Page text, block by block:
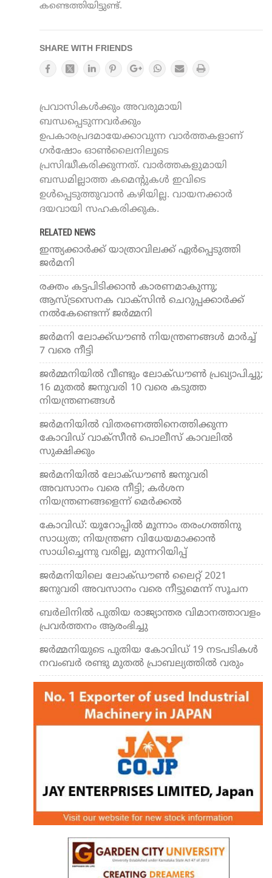
കണ്ടെത്തിയിട്ടുണ്ട്.
SHARE WITH FRIENDS
പ്രവാസികൾക്കും അവരുമായി
ബന്ധപ്പെടുന്നവർക്കും
ഉപകാരപ്രദമായേക്കാവുന്ന വാർത്തകളാണ്
ഗർഷോം ഓൺലൈനിലൂടെ
പ്രസിദ്ധീകരിക്കുന്നത്. വാർത്തകളുമായി
ബന്ധമില്ലാത്ത കമെന്റുകൾ ഇവിടെ
ഉൾപ്പെടുത്തുവാൻ കഴിയില്ല. വായനക്കാർ
ദയവായി സഹകരിക്കുക.
RELATED NEWS
ഇന്ത്യക്കാര്‍ക്ക് യാത്രാവിലക്ക് ഏര്‍പ്പെടുത്തി
ജര്‍മനി
രക്തം കട്ടപിടിക്കാന്‍ കാരണമാകുന്നു;
ആസ്ട്രസെനക വാക്‌സിന്‍ ചെറുപ്പക്കാര്‍ക്ക്
നല്‍കേണ്ടെന്ന് ജര്‍മ്മനി
ജര്‍മനി ലോക്ക്ഡൗണ്‍ നിയന്ത്രണങ്ങള്‍ മാര്‍ച്ച്
7 വരെ നീട്ടി
ജര്‍മ്മനിയില്‍ വീണ്ടും ലോക്ഡൗണ്‍ പ്രഖ്യാപിച്ചു;
16 മുതല്‍ ജനുവരി 10 വരെ കടുത്ത
നിയന്ത്രണങ്ങള്‍
ജര്‍മനിയില്‍ വിതരണത്തിനെത്തിക്കുന്ന
കോവിഡ് വാക്‌സീന്‍ പൊലീസ് കാവലില്‍
സുക്ഷിക്കും
ജര്‍മനിയില്‍ ലോക്ഡൗണ്‍ ജനുവരി
അവസാനം വരെ നീട്ടി; കര്‍ശന
നിയന്ത്രണങ്ങളെന്ന് മെര്‍ക്കല്‍
കോവിഡ്: യൂറോപ്പില്‍ മൂന്നാം തരംഗത്തിനു
സാധ്യത; നിയന്ത്രണ വിധേയമാക്കാന്‍
സാധിച്ചെന്നു വരില്ല, മുന്നറിയിപ്പ്
ജര്‍മനിയിലെ ലോക്ഡൗണ്‍ ലൈറ്റ് 2021
ജനുവരി അവസാനം വരെ നീട്ടുമെന്ന് സൂചന
ബര്‍ലിനില്‍ പുതിയ രാജ്യാന്തര വിമാനത്താവളം
പ്രവര്‍ത്തനം ആരംഭിച്ചു
ജര്‍മ്മനിയുടെ പുതിയ കോവിഡ് 19 നടപടികള്‍
നവംബര്‍ രണ്ടു മുതല്‍ പ്രാബല്യത്തില്‍ വരും